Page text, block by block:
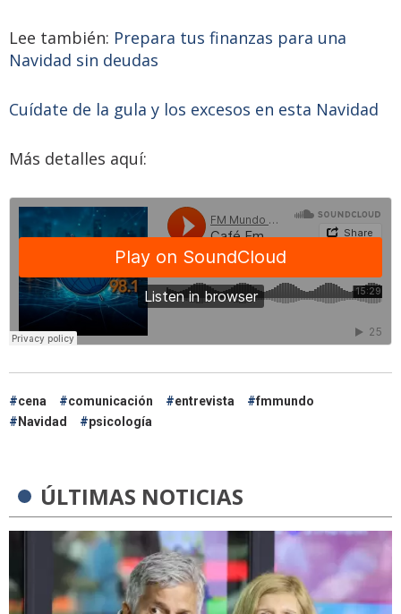
Lee también: Prepara tus finanzas para una
Navidad sin deudas
Cuídate de la gula y los excesos en esta Navidad
Más detalles aquí:
cena comunicación entrevista
fmmundo
Navidad
psicología
ÚLTIMAS NOTICIAS